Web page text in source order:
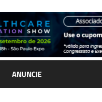
ANUNCIE